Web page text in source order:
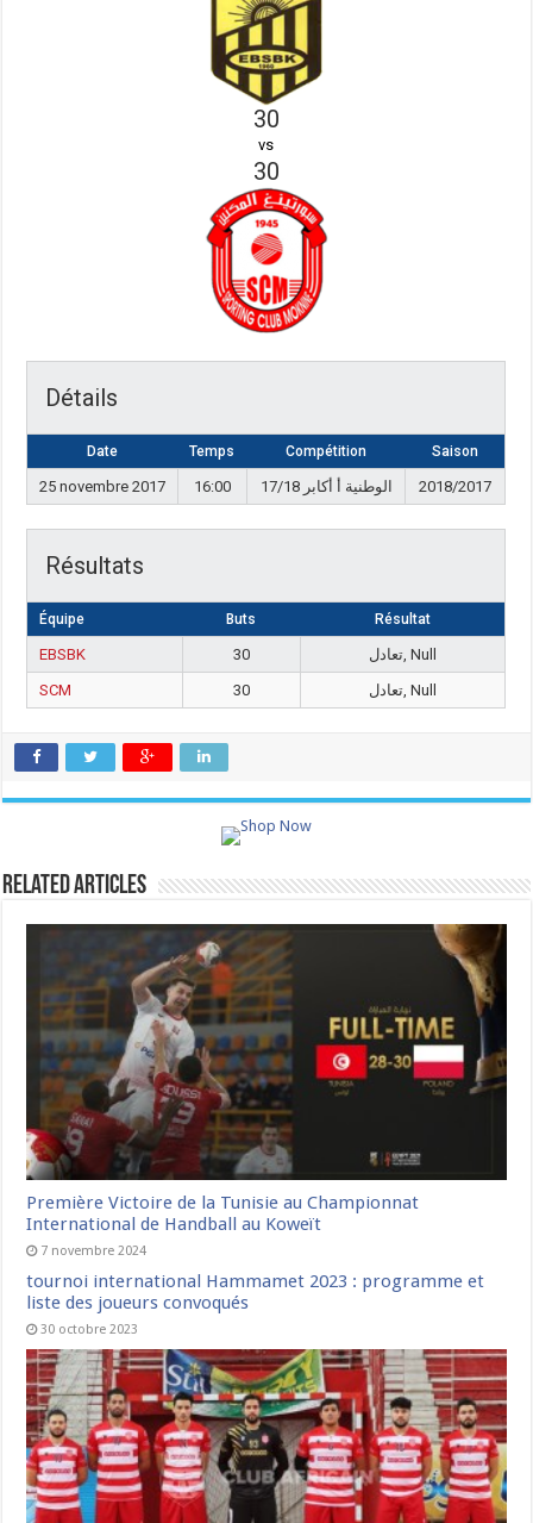
30
vs
30
Détails
Date Temps Compétition Saison
25 novembre 2017 16:00 الوطنية أ أكابر 17/18 2018/2017
Résultats
Équipe Buts Résultat
EBSBK 30
تعادل, Null
SCM
30 تعادل, Null
Related Articles
Première Victoire de la Tunisie au Championnat
International de Handball au Koweït
7 novembre 2024
tournoi international Hammamet 2023 : programme et
liste des joueurs convoqués
30 octobre 2023